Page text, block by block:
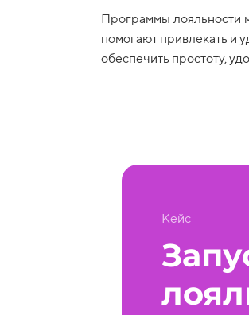
Программы лояльности
помогают привлекать и
обеспечить простоту,
Кейс